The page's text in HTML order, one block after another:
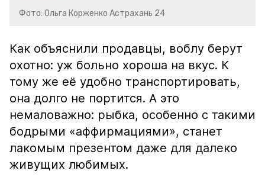
Фото: Ольга Корженко Астрахань 24
Как объяснили продавцы, воблу берут
охотно: уж больно хороша на вкус. К
тому же её удобно транспортировать,
она долго не портится. А это
немаловажно: рыбка, особенно с такими
бодрыми «аффирмациями», станет
лакомым презентом даже для далеко
живущих любимых.